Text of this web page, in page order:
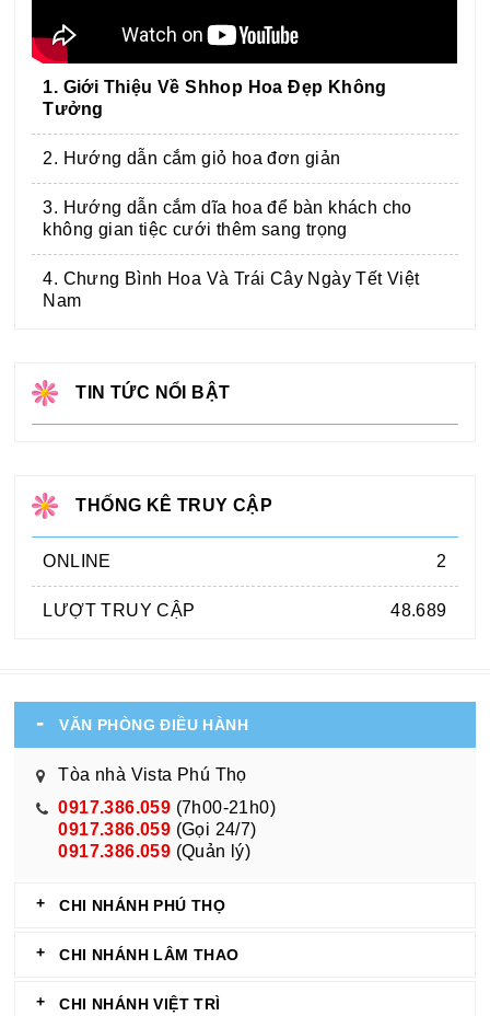
1. Giới Thiệu Về Shhop Hoa Đẹp Không
Tưởng
2. Hướng dẫn cắm giỏ hoa đơn giản
3. Hướng dẫn cắm dĩa hoa để bàn khách cho
không gian tiệc cưới thêm sang trọng
4. Chưng Bình Hoa Và Trái Cây Ngày Tết Việt
Nam
TIN TỨC NỔI BẬT
THỐNG KÊ TRUY CẬP
ONLINE 2
LƯỢT TRUY CẬP 48.689
VĂN PHÒNG ĐIỀU HÀNH
Tòa nhà Vista Phú Thọ
0917.386.059 (7h00-21h0)
0917.386.059 (Gọi 24/7)
0917.386.059 (Quản lý)
CHI NHÁNH PHÚ THỌ
CHI NHÁNH LÂM THAO
CHI NHÁNH VIỆT TRÌ